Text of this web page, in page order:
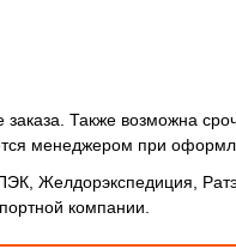
Также возможна
менеджером при
Желдорэкспедиция,
компании.